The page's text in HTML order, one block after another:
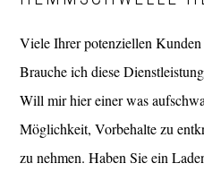
Viele Ihrer potenziellen
Brauche ich diese
Will mir hier einer was
Möglichkeit, Vorbehalte zu
zu nehmen. Haben Sie ein